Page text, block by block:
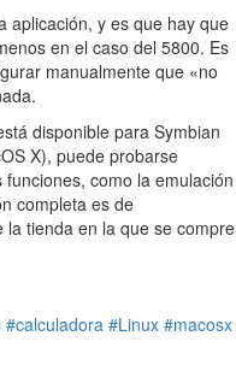
aplicación, y es que hay que
en el caso del 5800. Es
manualmente que «no
disponible para Symbian
X), puede probarse
como la emulación
completa es de
tienda en la que se compre
#calculadora #Linux #macosx